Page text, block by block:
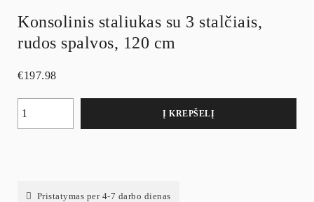
Konsolinis staliukas su 3 stalčiais,
rudos spalvos, 120 cm
€197.98
Į KREPŠELĮ
Pristatymas per 4-7 darbo dienas